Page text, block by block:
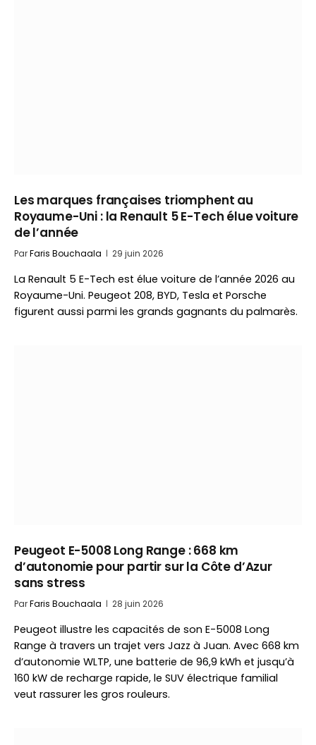
Les marques françaises triomphent au
Royaume-Uni : la Renault 5 E-Tech élue voiture
de l’année
ParFaris Bouchaala 29 juin 2026
La Renault 5 E-Tech est élue voiture de l’année 2026 au
Royaume-Uni. Peugeot 208, BYD, Tesla et Porsche
figurent aussi parmi les grands gagnants du palmarès.
Peugeot E-5008 Long Range : 668 km
d’autonomie pour partir sur la Côte d’Azur
sans stress
ParFaris Bouchaala 28 juin 2026
Peugeot illustre les capacités de son E-5008 Long
Range à travers un trajet vers Jazz à Juan. Avec 668 km
d’autonomie WLTP, une batterie de 96,9 kWh et jusqu’à
160 kW de recharge rapide, le SUV électrique familial
veut rassurer les gros rouleurs.